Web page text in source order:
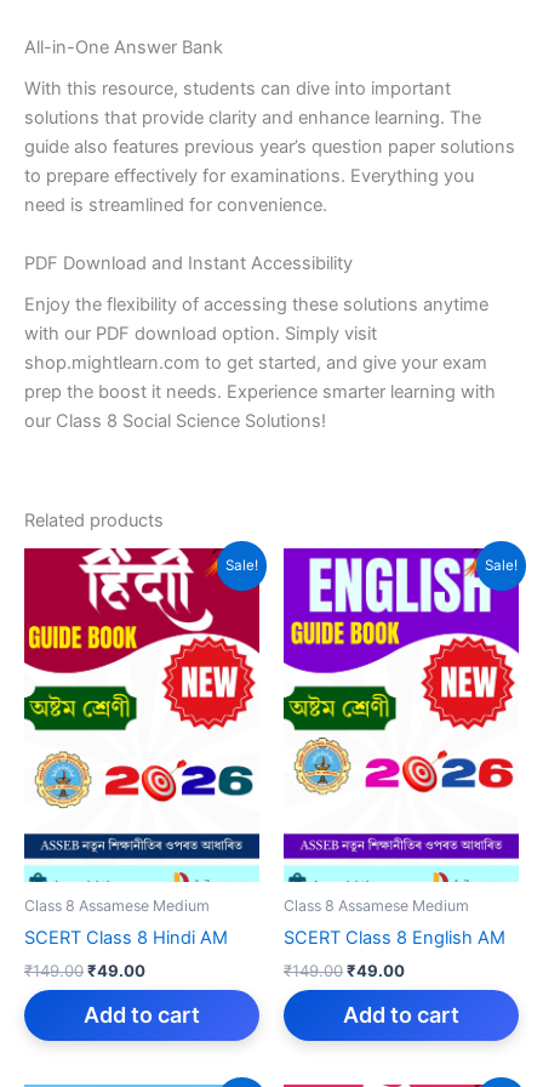
All-in-One Answer Bank
With this resource, students can dive into important
solutions that provide clarity and enhance learning. The
guide also features previous year’s question paper solutions
to prepare effectively for examinations. Everything you
need is streamlined for convenience.
PDF Download and Instant Accessibility
Enjoy the flexibility of accessing these solutions anytime
with our PDF download option. Simply visit
shop.mightlearn.com to get started, and give your exam
prep the boost it needs. Experience smarter learning with
our Class 8 Social Science Solutions!
Related products
Sale!
Class 8 Assamese Medium
SCERT Class 8 Hindi AM
₹149.00Original
price
was:
₹49.00Current
price
is:
Add to cart
Sale!
Class 8 Assamese Medium
SCERT Class 8 English AM
₹149.00Original
price
was:
₹49.00Current
price
is:
Add to cart